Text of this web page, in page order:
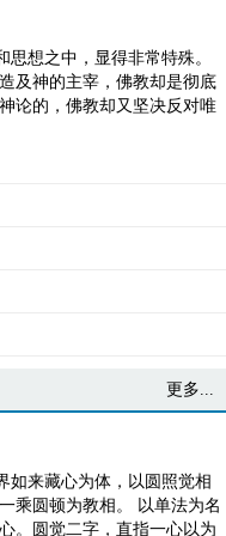
想之中，显得非常特殊。
及神的主宰，佛教却是彻底
论的，佛教却又坚决反对唯
更多...
如来藏心为体，以圆照觉相
乘圆顿为教相。 以单法为名
。圆觉二字，直指一心以为